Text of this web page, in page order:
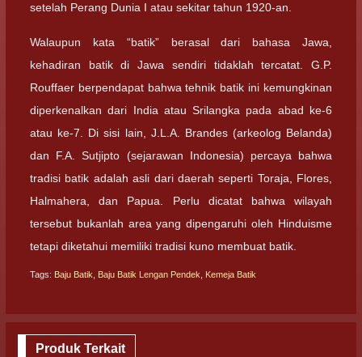
setelah Perang Dunia I atau sekitar tahun 1920-an.
Walaupun kata “batik” berasal dari bahasa Jawa,
kehadiran batik di Jawa sendiri tidaklah tercatat. G.P.
Rouffaer berpendapat bahwa tehnik batik ini kemungkinan
diperkenalkan dari India atau Srilangka pada abad ke-6
atau ke-7. Di sisi lain, J.L.A. Brandes (arkeolog Belanda)
dan F.A. Sutjipto (sejarawan Indonesia) percaya bahwa
tradisi batik adalah asli dari daerah seperti Toraja, Flores,
Halmahera, dan Papua. Perlu dicatat bahwa wilayah
tersebut bukanlah area yang dipengaruhi oleh Hinduisme
tetapi diketahui memiliki tradisi kuno membuat batik.
Tags: Baju Batik Baju Batik Lengan Pendek Kemeja Batik
Produk Terkait